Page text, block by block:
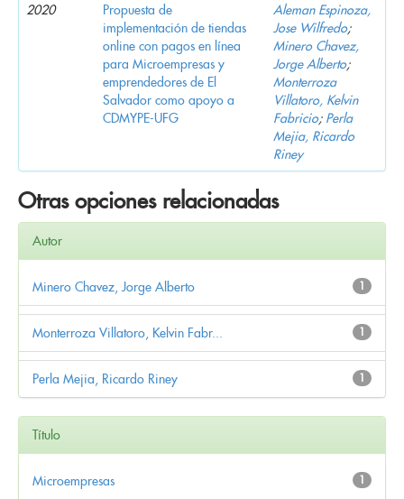
2020
Propuesta de
implementación de tiendas
online con pagos en línea
para Microempresas y
emprendedores de El
Salvador como apoyo a
CDMYPE-UFG
Aleman Espinoza,
Jose Wilfredo;
Minero Chavez,
Jorge Alberto;
Monterroza
Villatoro, Kelvin
Fabricio; Perla
Mejia, Ricardo
Riney
Otras opciones relacionadas
Autor
1
Minero Chavez, Jorge Alberto
1
Monterroza Villatoro, Kelvin Fabr...
1
Perla Mejia, Ricardo Riney
Título
1
Microempresas